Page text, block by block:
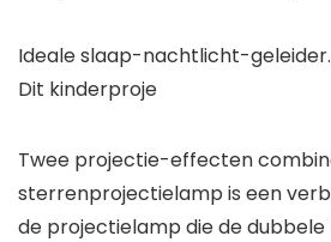
Ideale slaap-nachtlicht-geleider.
Dit kinderproje
Twee projectie-effecten
sterrenprojectielamp is een
de projectielamp die de